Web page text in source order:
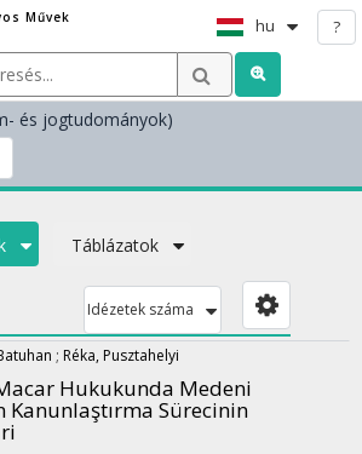
Művek
hu ?
és jogtudományok)
Táblázatok
Idézetek száma
; Réka, Pusztahelyi
Hukukunda Medeni
Kanunlaştırma Sürecinin